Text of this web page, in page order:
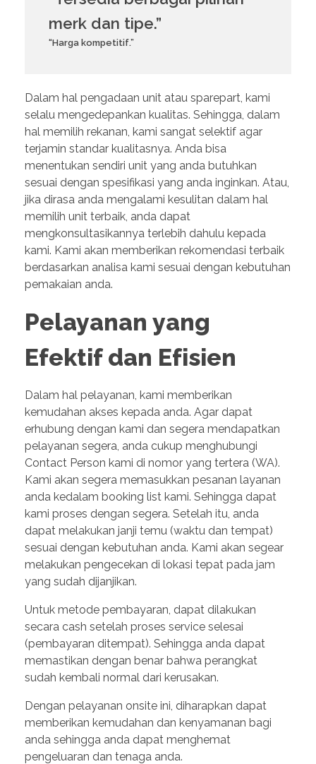
merk dan tipe.”
“Harga kompetitif.”
Dalam hal pengadaan unit atau sparepart, kami
selalu mengedepankan kualitas. Sehingga, dalam
hal memilih rekanan, kami sangat selektif agar
terjamin standar kualitasnya. Anda bisa
menentukan sendiri unit yang anda butuhkan
sesuai dengan spesifikasi yang anda inginkan. Atau,
jika dirasa anda mengalami kesulitan dalam hal
memilih unit terbaik, anda dapat
mengkonsultasikannya terlebih dahulu kepada
kami. Kami akan memberikan rekomendasi terbaik
berdasarkan analisa kami sesuai dengan kebutuhan
pemakaian anda.
Pelayanan yang
Efektif dan Efisien
Dalam hal pelayanan, kami memberikan
kemudahan akses kepada anda. Agar dapat
erhubung dengan kami dan segera mendapatkan
pelayanan segera, anda cukup menghubungi
Contact Person kami di nomor yang tertera (WA).
Kami akan segera memasukkan pesanan layanan
anda kedalam booking list kami. Sehingga dapat
kami proses dengan segera. Setelah itu, anda
dapat melakukan janji temu (waktu dan tempat)
sesuai dengan kebutuhan anda. Kami akan segear
melakukan pengecekan di lokasi tepat pada jam
yang sudah dijanjikan.
Untuk metode pembayaran, dapat dilakukan
secara cash setelah proses service selesai
(pembayaran ditempat). Sehingga anda dapat
memastikan dengan benar bahwa perangkat
sudah kembali normal dari kerusakan.
Dengan pelayanan onsite ini, diharapkan dapat
memberikan kemudahan dan kenyamanan bagi
anda sehingga anda dapat menghemat
pengeluaran dan tenaga anda.